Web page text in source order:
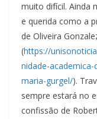
muito difícil. Ainda
e querida como a
de Oliveira
(https://
nidade-
maria-gurgel/).
sempre estará no
confissão de